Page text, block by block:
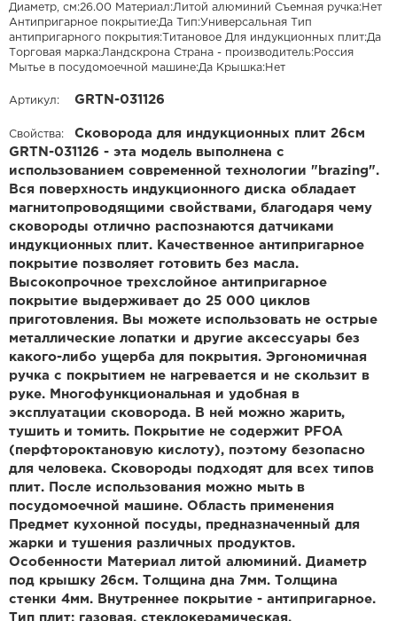
Диаметр, см:26.00 Материал:Литой алюминий Съемная ручка:Нет
Антипригарное покрытие:Да Тип:Универсальная Тип
антипригарного покрытия:Титановое Для индукционных плит:Да
Торговая марка:Ландскрона Страна - производитель:Россия
Мытье в посудомоечной машине:Да Крышка:Нет
Артикул: GRTN-031126
Свойства:
Сковорода для индукционных плит 26см
GRTN-031126 - эта модель выполнена с
использованием современной технологии "brazing".
Вся поверхность индукционного диска обладает
магнитопроводящими свойствами, благодаря чему
сковороды отлично распознаются датчиками
индукционных плит. Качественное антипригарное
покрытие позволяет готовить без масла.
Высокопрочное трехслойное антипригарное
покрытие выдерживает до 25 000 циклов
приготовления. Вы можете использовать не острые
металлические лопатки и другие аксессуары без
какого-либо ущерба для покрытия. Эргономичная
ручка с покрытием не нагревается и не скользит в
руке. Многофункциональная и удобная в
эксплуатации сковорода. В ней можно жарить,
тушить и томить. Покрытие не содержит PFOA
(перфтороктановую кислоту), поэтому безопасно
для человека. Сковороды подходят для всех типов
плит. После использования можно мыть в
посудомоечной машине. Область применения
Предмет кухонной посуды, предназначенный для
жарки и тушения различных продуктов.
Особенности Материал литой алюминий. Диаметр
под крышку 26см. Толщина дна 7мм. Толщина
стенки 4мм. Внутреннее покрытие - антипригарное.
Тип плит: газовая, стеклокерамическая,